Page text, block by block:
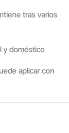
tras varios
y doméstico
aplicar con